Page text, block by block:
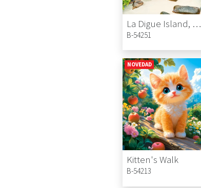
La Digue Island, Seychelles
B-54251
NOVEDAD
Kitten's Walk
B-54213